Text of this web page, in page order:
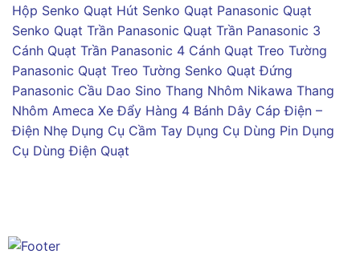
Hộp Senko Quạt Hút Senko Quạt Panasonic Quạt
Senko Quạt Trần Panasonic Quạt Trần Panasonic 3
Cánh Quạt Trần Panasonic 4 Cánh Quạt Treo Tường
Panasonic Quạt Treo Tường Senko Quạt Đứng
Panasonic Cầu Dao Sino Thang Nhôm Nikawa Thang
Nhôm Ameca Xe Đẩy Hàng 4 Bánh Dây Cáp Điện –
Điện Nhẹ Dụng Cụ Cầm Tay Dụng Cụ Dùng Pin Dụng
Cụ Dùng Điện Quạt